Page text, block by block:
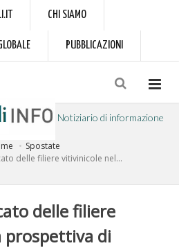
CHI SIAMO
PUBBLICAZIONI
Notiziario di informazione
Spostate
delle filiere vitivinicole nel...
delle filiere
di